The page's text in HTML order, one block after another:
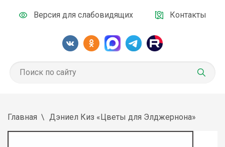
Версия для слабовидящих Контакты
Главная Дэниел Киз «Цветы для Элджернона»